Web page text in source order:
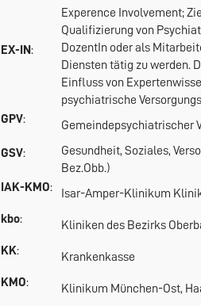
EX-IN:
Experence Involvement;
Qualifizierung von
DozentIn oder als
Diensten tätig zu werden.
Einfluss von
psychiatrische
GPV: Gemeindepsychiatrischer
GSV:
Gesundheit, Soziales,
Bez.Obb.)
IAK-KMO:
Isar-Amper-Klinikum
kbo:
Kliniken des Bezirks
KK:
Krankenkasse
KMO:
Klinikum München-Ost,